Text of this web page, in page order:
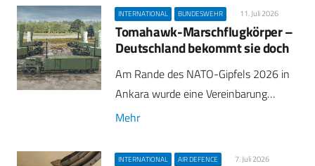
INTERNATIONAL BUNDESWEHR 11. Juli 2026
Tomahawk-Marschflugkörper –
Deutschland bekommt sie doch
Am Rande des NATO-Gipfels 2026 in
Ankara wurde eine Vereinbarung…
Mehr
INTERNATIONAL AIR DEFENCE 7. Juli 2026